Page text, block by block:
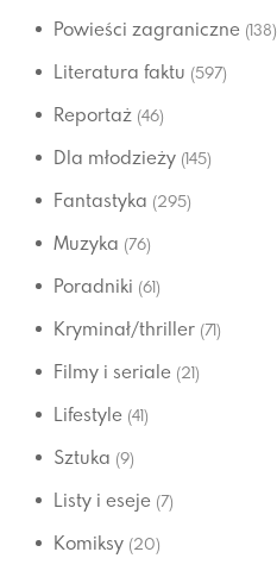
Powieści zagraniczne (138)
Literatura faktu (597)
Reportaż (46)
Dla młodzieży (145)
Fantastyka (295)
Muzyka (76)
Poradniki (61)
Kryminał/thriller (71)
Filmy i seriale (21)
Lifestyle (41)
Sztuka (9)
Listy i eseje (7)
Komiksy (20)